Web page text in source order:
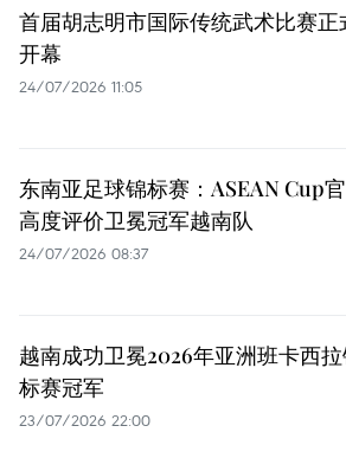
首届胡志明市国际传统武术比赛正
开幕
24/07/2026 11:05
东南亚足球锦标赛：ASEAN Cup
高度评价卫冕冠军越南队
24/07/2026 08:37
越南成功卫冕2026年亚洲班卡西
标赛冠军
23/07/2026 22:00